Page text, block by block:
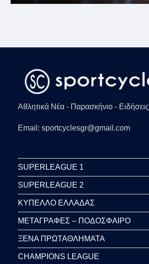
Αθλητικά Νέα - Παρασκήνιο - Ειδήσεις
Email: sportcyclesgr@gmail.com
SUPERLEAGUE 1
SUPERLEAGUE 2
ΚΥΠΕΛΛΟ ΕΛΛΑΔΑΣ
ΜΕΤΑΓΡΑΦΕΣ – ΠΟΔΟΣΦΑΙΡΟ
ΞΕΝΑ ΠΡΩΤΑΘΛΗΜΑΤΑ
CHAMPIONS LEAGUE